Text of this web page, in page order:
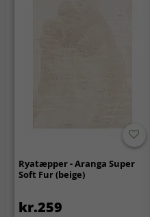
Ryatæpper - Aranga Super
Soft Fur (beige)
kr.259